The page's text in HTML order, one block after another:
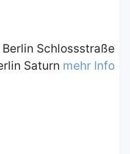
Schlossstraße
Saturn mehr Info